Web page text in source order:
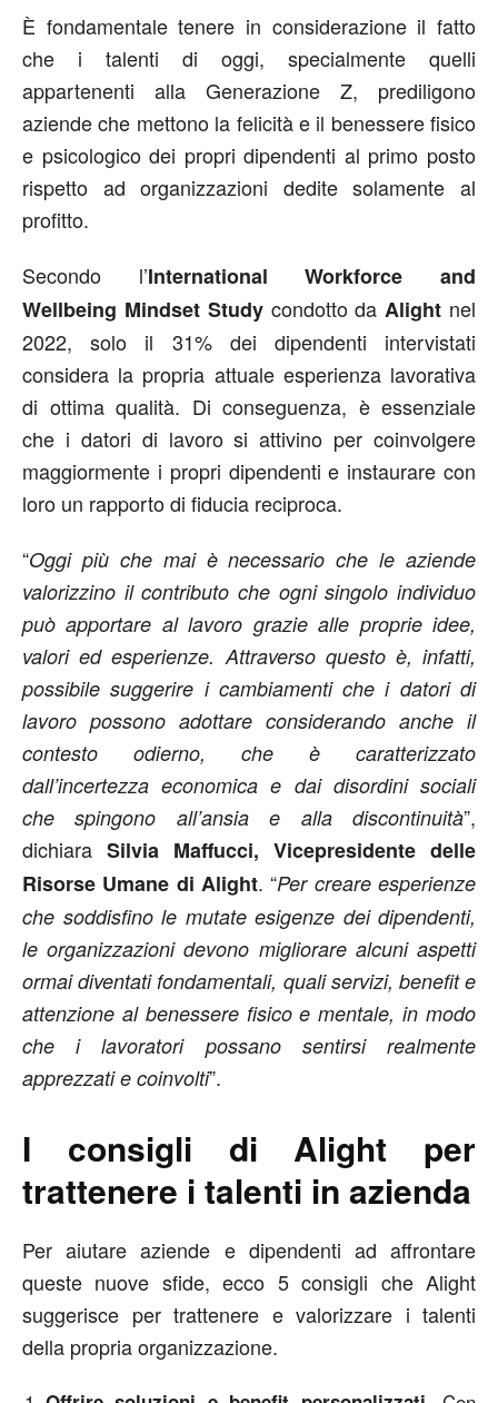
È fondamentale tenere in considerazione il fatto
che i talenti di oggi, specialmente quelli
appartenenti alla Generazione Z, prediligono
aziende che mettono la felicità e il benessere fisico
e psicologico dei propri dipendenti al primo posto
rispetto ad organizzazioni dedite solamente al
profitto.
Secondo l’International Workforce and
Wellbeing Mindset Studycondotto daAlight nel
2022, solo il 31% dei dipendenti intervistati
considera la propria attuale esperienza lavorativa
di ottima qualità. Di conseguenza, è essenziale
che i datori di lavoro si attivino per coinvolgere
maggiormente i propri dipendenti e instaurare con
loro un rapporto di fiducia reciproca.
“Oggi più che mai è necessario che le aziende
valorizzino il contributo che ogni singolo individuo
può apportare al lavoro grazie alle proprie idee,
valori ed esperienze. Attraverso questo è, infatti,
possibile suggerire i cambiamenti che i datori di
lavoro possono adottare considerando anche il
contesto odierno, che è caratterizzato
dall’incertezza economica e dai disordini sociali
che spingono all’ansia e alla discontinuità”,
dichiara Silvia Maffucci, Vicepresidente delle
Risorse Umane di Alight. “Per creare esperienze
che soddisfino le mutate esigenze dei dipendenti,
le organizzazioni devono migliorare alcuni aspetti
ormai diventati fondamentali, quali servizi, benefit e
attenzione al benessere fisico e mentale, in modo
che i lavoratori possano sentirsi realmente
apprezzati e coinvolti”.
I consigli di Alight per
trattenere i talenti in azienda
Per aiutare aziende e dipendenti ad affrontare
queste nuove sfide, ecco 5 consigli che Alight
suggerisce per trattenere e valorizzare i talenti
della propria organizzazione.